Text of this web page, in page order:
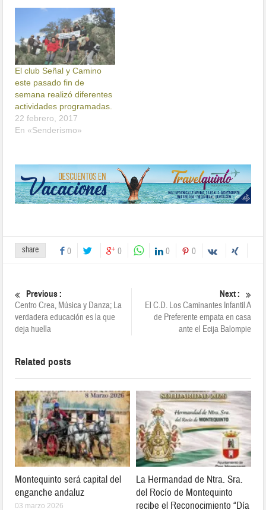
El club Señal y Camino
este pasado fin de
semana realizó diferentes
actividades programadas.
22 febrero, 2017
En «Senderismo»
share 0 0 0 0
Previous :
Centro Crea, Música y Danza; La
verdadera educación es la que
deja huella
Next :
El C.D. Los Caminantes Infantil A
de Preferente empata en casa
ante el Ecija Balompie
Related posts
Montequinto será capital del
enganche andaluz
03 marzo 2026
La Hermandad de Ntra. Sra.
del Rocío de Montequinto
recibe el Reconocimiento “Día